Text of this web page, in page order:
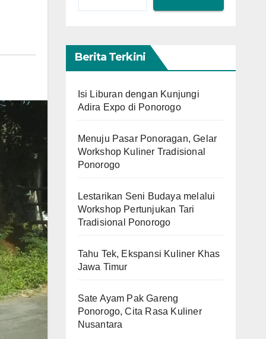
Berita Terkini
Isi Liburan dengan Kunjungi
Adira Expo di Ponorogo
Menuju Pasar Ponoragan, Gelar
Workshop Kuliner Tradisional
Ponorogo
Lestarikan Seni Budaya melalui
Workshop Pertunjukan Tari
Tradisional Ponorogo
Tahu Tek, Ekspansi Kuliner Khas
Jawa Timur
Sate Ayam Pak Gareng
Ponorogo, Cita Rasa Kuliner
Nusantara